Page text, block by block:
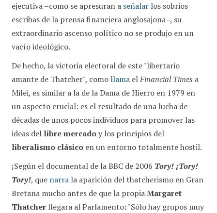
ejecutiva –como se apresuran a señalar los sobrios
escribas de la prensa financiera anglosajona–, su
extraordinario ascenso político no se produjo en un
vacío ideológico.
De hecho, la victoria electoral de este "libertario
amante de Thatcher", como llama elFinancial Times a
Milei, es similar a la de la Dama de Hierro en 1979 en
un aspecto crucial: es el resultado de una lucha de
décadas de unos pocos individuos para promover las
ideas del libre mercadoy los principios del
liberalismo clásico en un entorno totalmente hostil.
¡Según el documental de la BBC de 2006 Tory! ¡Tory!
Tory!, que narra la aparición del thatcherismo en Gran
Bretaña mucho antes de que la propiaMargaret
Thatcher llegara al Parlamento: "Sólo hay grupos muy